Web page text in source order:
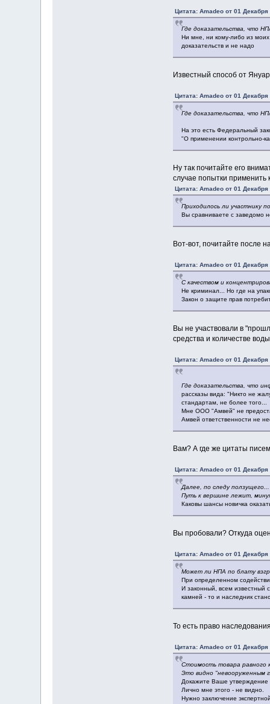
Цитата: Amadeo от 01
Где доказательства, что
Ни мне, ни кому-либо из
доказательств и не надо
Известный способ от
Цитата: Amadeo от 01
Где доказательства, что
На это есть Федеральный
"О применении контрольно-
Ну так почитайте его
случае попытки применить
Цитата: Amadeo от 01
Приходилось ли участнику
Вы сравниваете с заведомо
Вот-вот, почитайте после
Цитата: Amadeo от 01
С качеством и
Не криминал... Но где на
Закон о защите прав
Вы не участвовали в
средства и количестве
Цитата: Amadeo от 01
Где доказательства, что
рассказы вида: "Никто не
стандартам, не более того...
Мне ООО "Амвей" не
Амвей ответственности не
Вам? А где же цитаты
Цитата: Amadeo от 01
Далее, по следу ползущего...
Путь к вершине лежит,
Каковы шансы новичка
Вы пробовали? Откуда
Цитата: Amadeo от 01
Может ли НПА по блату
При определенном
И законный, всем известный
камней - то и наследник
То есть право
Цитата: Amadeo от 01
Стоимость товара равного
Это видно "невооруженным
Докажите Ваше утверждение
Лично мне этого - не видно.
Нужно заключение